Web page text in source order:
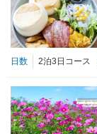
日数 2泊3日コース